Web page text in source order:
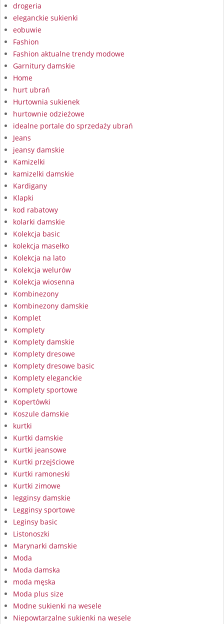
drogeria
eleganckie sukienki
eobuwie
Fashion
Fashion aktualne trendy modowe
Garnitury damskie
Home
hurt ubrań
Hurtownia sukienek
hurtownie odzieżowe
idealne portale do sprzedaży ubrań
Jeans
jeansy damskie
Kamizelki
kamizelki damskie
Kardigany
Klapki
kod rabatowy
kolarki damskie
Kolekcja basic
kolekcja masełko
Kolekcja na lato
Kolekcja welurów
Kolekcja wiosenna
Kombinezony
Kombinezony damskie
Komplet
Komplety
Komplety damskie
Komplety dresowe
Komplety dresowe basic
Komplety eleganckie
Komplety sportowe
Kopertówki
Koszule damskie
kurtki
Kurtki damskie
Kurtki jeansowe
Kurtki przejściowe
Kurtki ramoneski
Kurtki zimowe
legginsy damskie
Legginsy sportowe
Leginsy basic
Listonoszki
Marynarki damskie
Moda
Moda damska
moda męska
Moda plus size
Modne sukienki na wesele
Niepowtarzalne sukienki na wesele